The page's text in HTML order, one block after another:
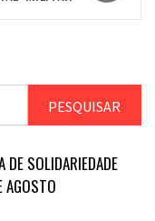
DE SOLIDARIEDADE
AGOSTO